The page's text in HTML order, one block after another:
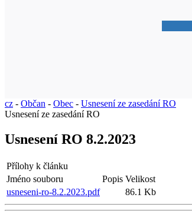
cz - Občan - Obec - Usnesení ze zasedání RO
Usnesení ze zasedání RO
Usnesení RO 8.2.2023
Přílohy k článku
Jméno souboru
Popis Velikost
usneseni-ro-8.2.2023.pdf
86.1 Kb